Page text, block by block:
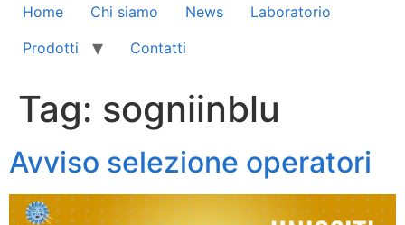
Home Chi siamo News
Laboratorio
Prodotti
Contatti
Tag: sogniinblu
Avviso selezione operatori